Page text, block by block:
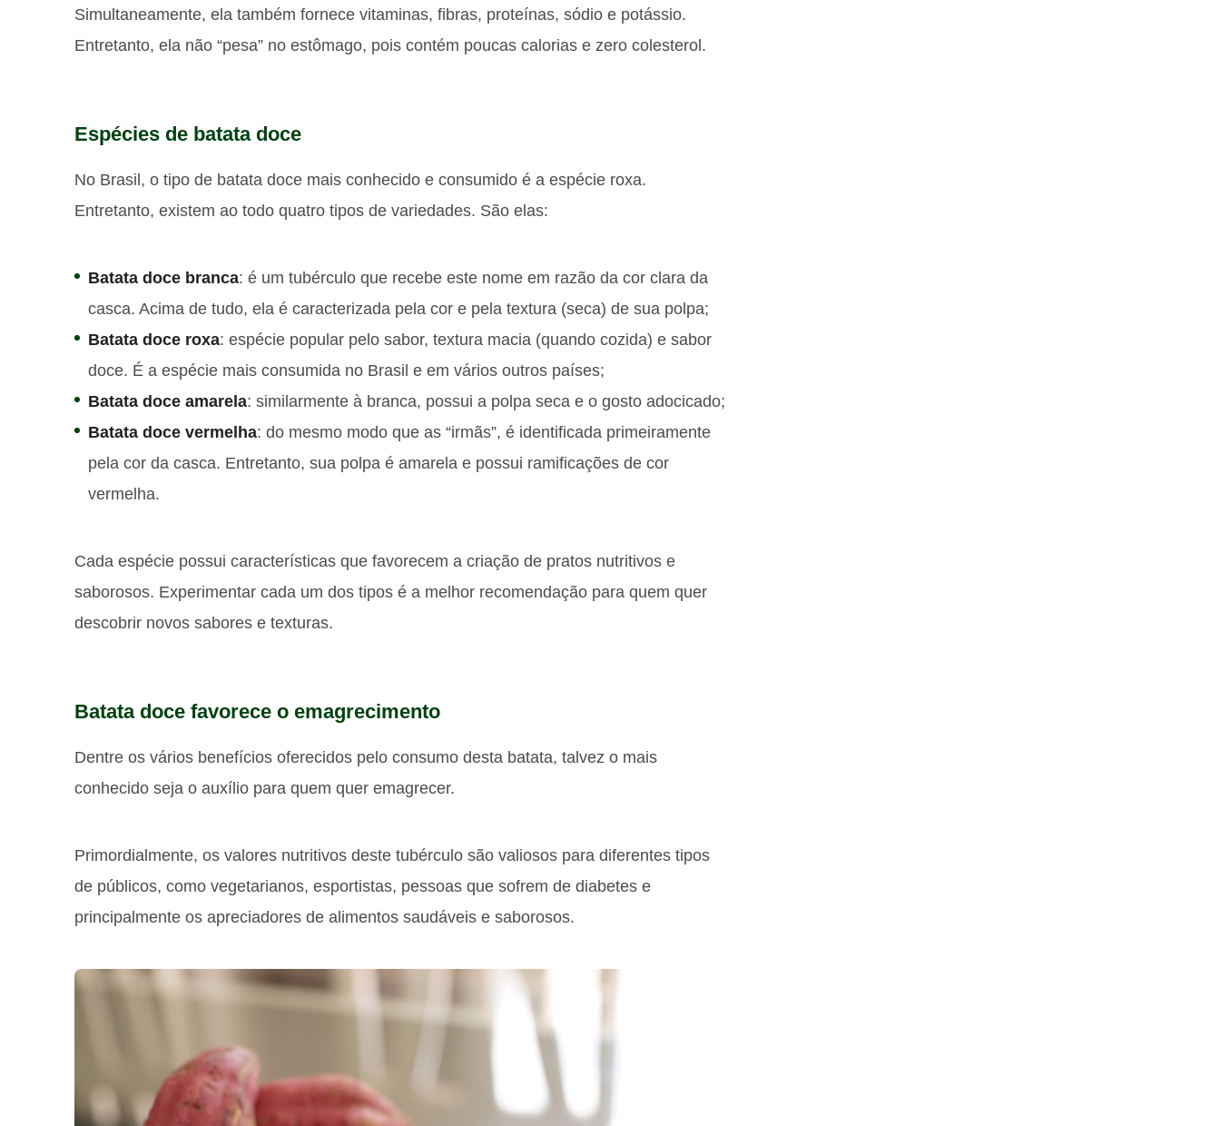
Simultaneamente, ela também fornece vitaminas, fibras, proteínas, sódio e potássio.
Entretanto, ela não “pesa” no estômago, pois contém poucas calorias e zero colesterol.
Espécies de batata doce
No Brasil, o tipo de batata doce mais conhecido e consumido é a espécie roxa.
Entretanto, existem ao todo quatro tipos de variedades. São elas:
Batata doce branca: é um tubérculo que recebe este nome em razão da cor clara da
casca. Acima de tudo, ela é caracterizada pela cor e pela textura (seca) de sua polpa;
Batata doce roxa: espécie popular pelo sabor, textura macia (quando cozida) e sabor
doce. É a espécie mais consumida no Brasil e em vários outros países;
Batata doce amarela: similarmente à branca, possui a polpa seca e o gosto adocicado;
Batata doce vermelha: do mesmo modo que as “irmãs”, é identificada primeiramente
pela cor da casca. Entretanto, sua polpa é amarela e possui ramificações de cor
vermelha.
Cada espécie possui características que favorecem a criação de pratos nutritivos e
saborosos. Experimentar cada um dos tipos é a melhor recomendação para quem quer
descobrir novos sabores e texturas.
Batata doce favorece o emagrecimento
Dentre os vários benefícios oferecidos pelo consumo desta batata, talvez o mais
conhecido seja o auxílio para quem quer emagrecer.
Primordialmente, os valores nutritivos deste tubérculo são valiosos para diferentes tipos
de públicos, como vegetarianos, esportistas, pessoas que sofrem de diabetes e
principalmente os apreciadores de alimentos saudáveis e saborosos.